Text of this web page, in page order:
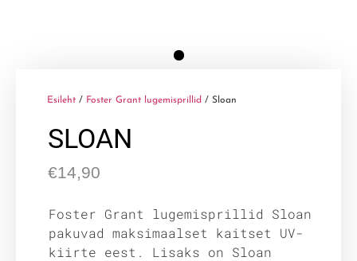
Esileht / Foster Grant lugemisprillid / Sloan
SLOAN
€14,90
Foster Grant lugemisprillid Sloan
pakuvad maksimaalset kaitset UV-
kiirte eest. Lisaks on Sloan